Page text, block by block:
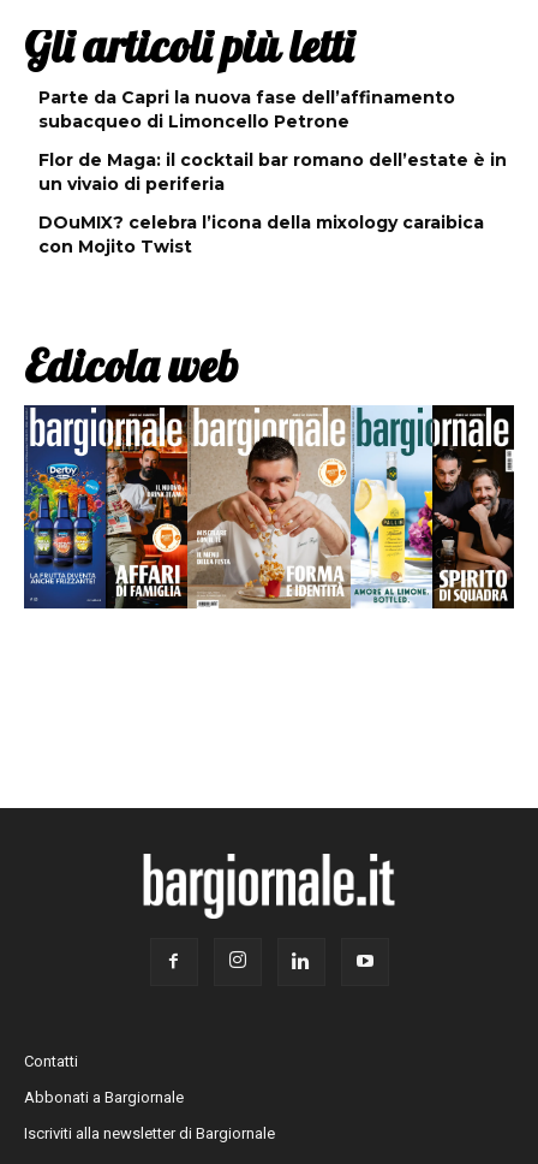
Gli articoli più letti
Parte da Capri la nuova fase dell’affinamento
subacqueo di Limoncello Petrone
Flor de Maga: il cocktail bar romano dell’estate è in
un vivaio di periferia
DOuMIX? celebra l’icona della mixology caraibica
con Mojito Twist
Edicola web
Contatti
Abbonati a Bargiornale
Iscriviti alla newsletter di Bargiornale